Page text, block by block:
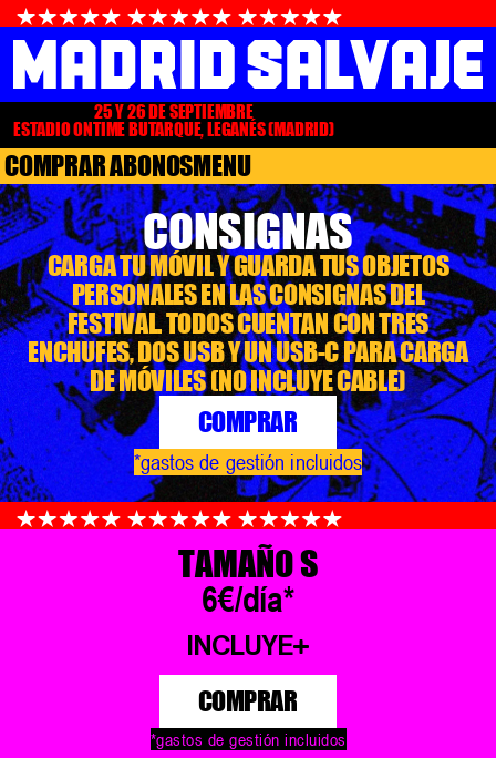
25 Y 26 DE SEPTIEMBRE
ESTADIO ONTIME BUTARQUE, LEGANÉS (MADRID)
COMPRAR ABONOSMENU
CONSIGNAS
CARGA TU MÓVIL Y GUARDA TUS OBJETOS
PERSONALES EN LAS CONSIGNAS DEL
FESTIVAL. TODOS CUENTAN CON TRES
ENCHUFES, DOS USB Y UN USB-C PARA CARGA
DE MÓVILES (NO INCLUYE CABLE)
COMPRAR
*gastos de gestión incluidos
TAMAÑO S
6€/día*
INCLUYE
COMPRAR
*gastos de gestión incluidos